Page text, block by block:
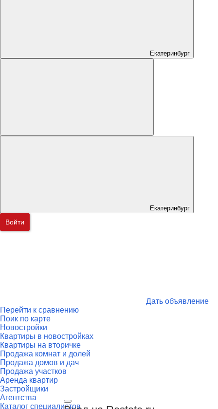
Екатеринбург
Екатеринбург
Войти
Дать объявление
Перейти к сравнению
Поик по карте
Новостройки
Квартиры в новостройках
Квартиры на вторичке
Продажа комнат и долей
Продажа домов и дач
Продажа участков
Аренда квартир
Застройщики
Агентства
Каталог специалистов